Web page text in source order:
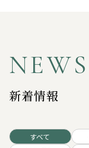
NEWS
新着情報
すべて